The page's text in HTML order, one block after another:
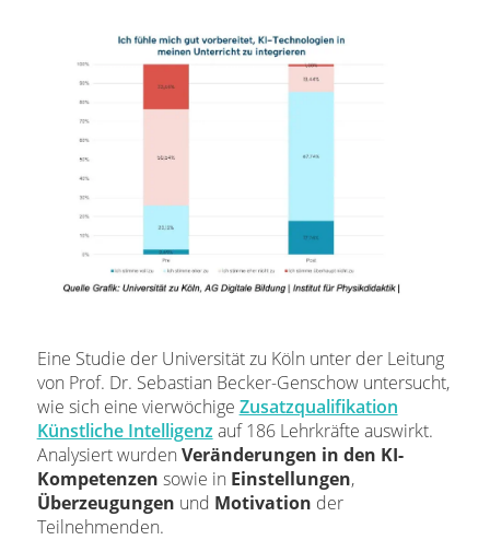
Eine Studie der Universität zu Köln unter der Leitung
von Prof. Dr. Sebastian Becker-Genschow untersucht,
wie sich eine vierwöchige Zusatzqualifikation
Künstliche Intelligenz auf 186 Lehrkräfte auswirkt.
Analysiert wurden Veränderungen in den KI-
Kompetenzen sowie in Einstellungen,
Überzeugungen und Motivation der
Teilnehmenden.